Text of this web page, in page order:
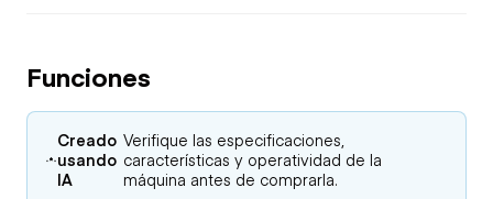
Funciones
Creado
usando
IA
Verifique las especificaciones,
características y operatividad de la
máquina antes de comprarla.